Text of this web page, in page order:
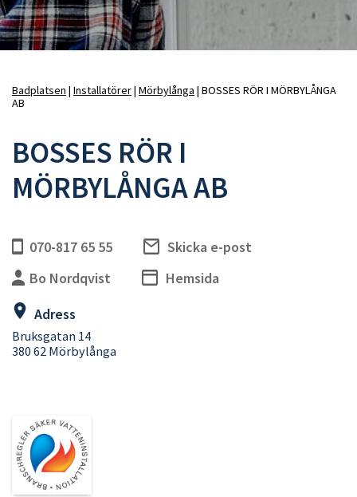
Länkstig
Badplatsen Installatörer Mörbylånga BOSSES RÖR I MÖRBYLÅNGA
AB
BOSSES RÖR I
MÖRBYLÅNGA AB
070-817 65 55
Skicka e-post
Bo Nordqvist
Hemsida
Adress
Bruksgatan 14
380 62 Mörbylånga